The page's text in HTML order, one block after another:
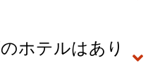
ホテルはあり